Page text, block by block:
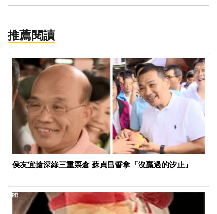
推薦閱讀
侯友宜搶深綠三重票倉 蘇貞昌誓拿「沒贏過的汐止」
PR